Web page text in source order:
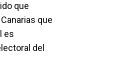
que
que
es
del